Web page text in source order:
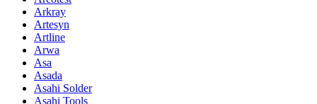
Arkray
Artesyn
Artline
Arwa
Asa
Asada
Asahi Solder
Asahi Tools